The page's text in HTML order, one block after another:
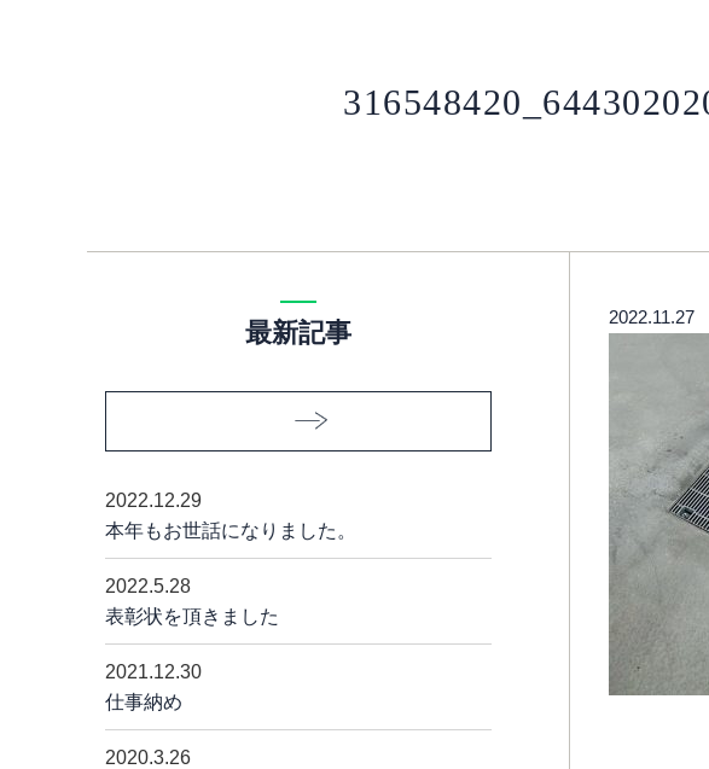
2022.11.27
最新記事
2022.12.29
本年もお世話になりました。
2022.5.28
表彰状を頂きました
2021.12.30
仕事納め
2020.3.26